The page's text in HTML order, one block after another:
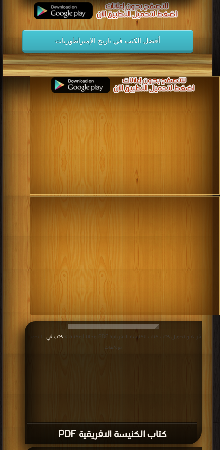
أفضل الكتب في تاريخ الإمبراطوريات
كتاب الكنيسة الافريقية PDF
قراءة و تحميل كتاب كتاب الكنيسة الافريقية PDF مجانا | مكتبة > كتب في
مرة/مرات